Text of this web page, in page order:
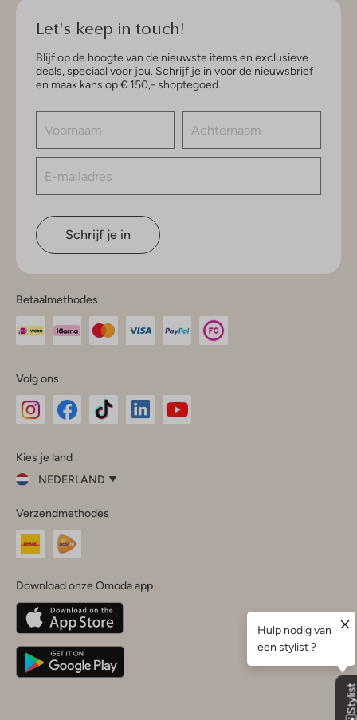
Let's keep in touch!
Blijf op de hoogte van de nieuwste items en exclusieve
deals, speciaal voor jou. Schrijf je in voor de nieuwsbrief
en maak kans op € 150,- shoptegoed.
Schrijf je in
Betaalmethodes
Volg ons
InstagramFacebook
Kies je land
NEDERLAND
je
land
Nederland
Belgique(Français)
Deutschland
Verzendmethodes
Download onze Omoda app